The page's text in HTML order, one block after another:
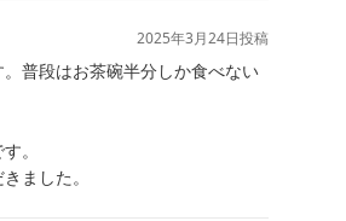
2025年3月24日投稿
普段はお茶碗半分しか食べない
。
ました。